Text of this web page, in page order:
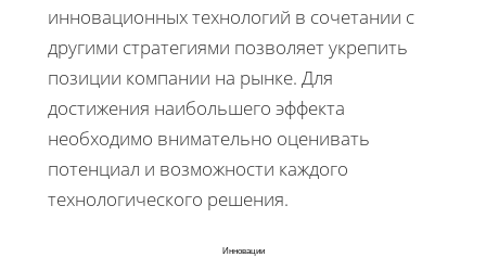
инновационных технологий в сочетании с
другими стратегиями позволяет укрепить
позиции компании на рынке. Для
достижения наибольшего эффекта
необходимо внимательно оценивать
потенциал и возможности каждого
технологического решения.
Инновации